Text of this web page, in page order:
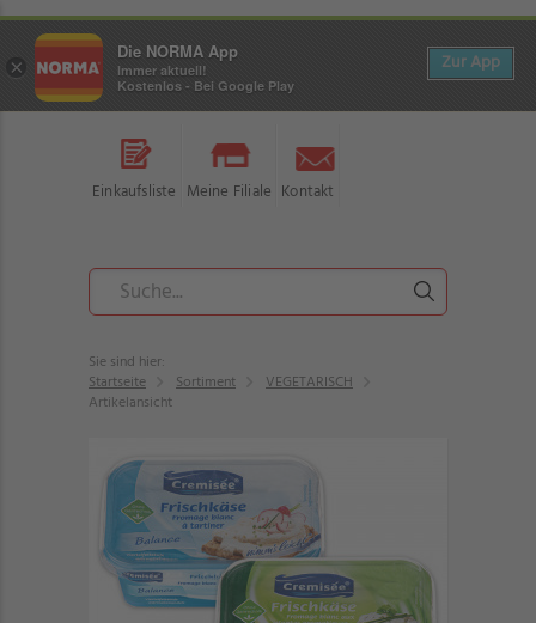
Einkaufsliste Meine Filiale Kontakt
Sie sind hier:
Startseite
Sortiment
VEGETARISCH
Artikelansicht
×
Die NORMA App
Immer aktuell!
Kostenlos - Bei Google Play
Zur App